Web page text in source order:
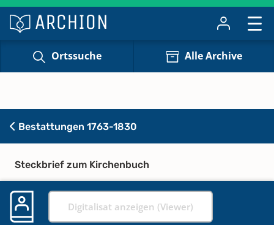
Ortssuche Alle Archive
Bestattungen 1763-1830
Steckbrief zum Kirchenbuch
Digitalisat anzeigen (Viewer)